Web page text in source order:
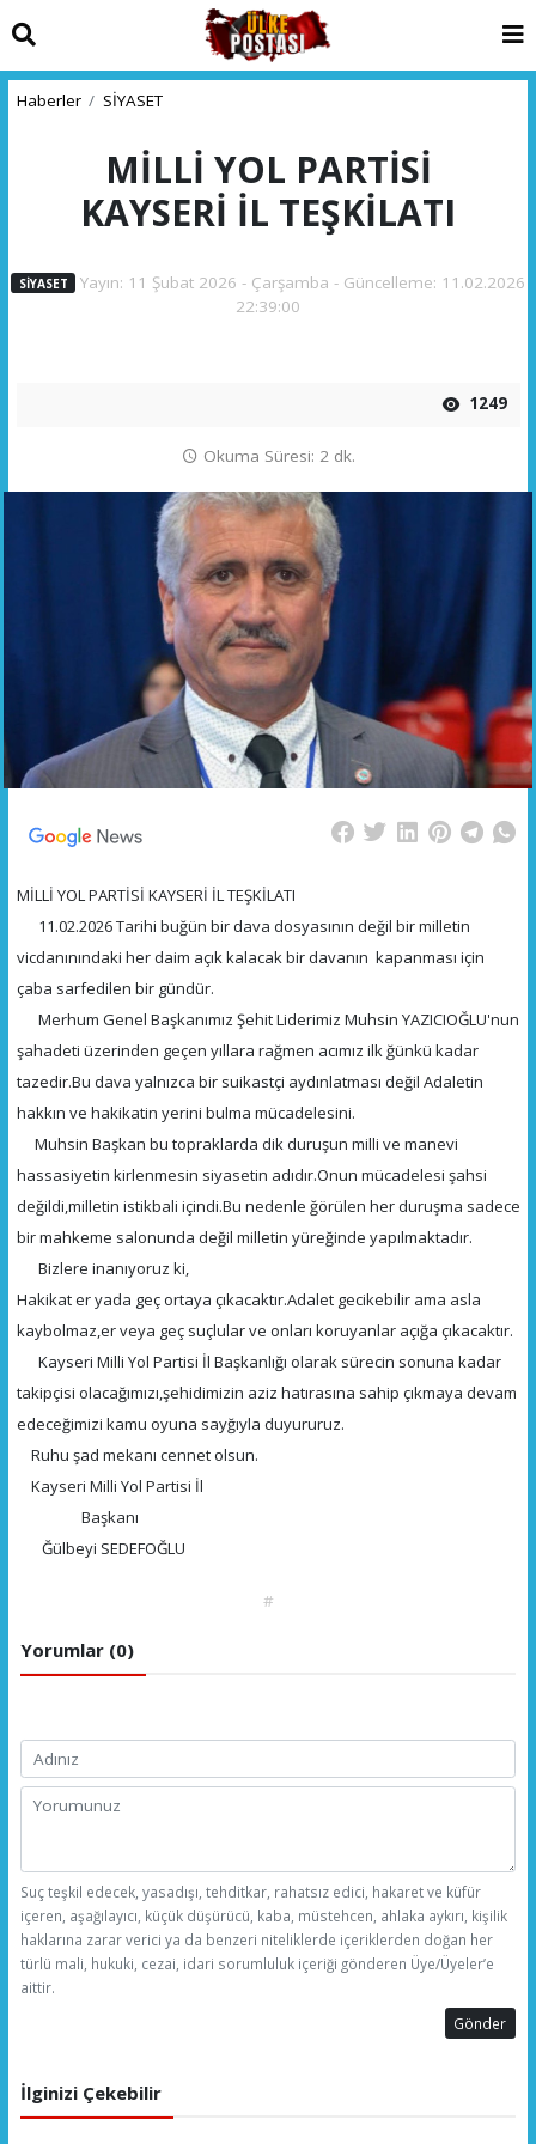
Haberler SİYASET
MİLLİ YOL PARTİSİ
KAYSERİ İL TEŞKİLATI
SİYASET
Yayın: 11 Şubat 2026 - Çarşamba - Güncelleme: 11.02.2026
22:39:00
1249
Okuma Süresi: 2 dk.
MİLLİ YOL PARTİSİ KAYSERİ İL TEŞKİLATI
11.02.2026 Tarihi buğün bir dava dosyasının değil bir milletin
vicdanınındaki her daim açık kalacak bir davanın kapanması için
çaba sarfedilen bir gündür.
Merhum Genel Başkanımız Şehit Liderimiz Muhsin YAZICIOĞLU'nun
şahadeti üzerinden geçen yıllara rağmen acımız ilk ğünkü kadar
tazedir.Bu dava yalnızca bir suikastçi aydınlatması değil Adaletin
hakkın ve hakikatin yerini bulma mücadelesini.
Muhsin Başkan bu topraklarda dik duruşun milli ve manevi
hassasiyetin kirlenmesin siyasetin adıdır.Onun mücadelesi şahsi
değildi,milletin istikbali içindi.Bu nedenle ğörülen her duruşma sadece
bir mahkeme salonunda değil milletin yüreğinde yapılmaktadır.
Bizlere inanıyoruz ki,
Hakikat er yada geç ortaya çıkacaktır.Adalet gecikebilir ama asla
kaybolmaz,er veya geç suçlular ve onları koruyanlar açığa çıkacaktır.
Kayseri Milli Yol Partisi İl Başkanlığı olarak sürecin sonuna kadar
takipçisi olacağımızı,şehidimizin aziz hatırasına sahip çıkmaya devam
edeceğimizi kamu oyuna sayğıyla duyururuz.
Ruhu şad mekanı cennet olsun.
Kayseri Milli Yol Partisi İl
Başkanı
Ğülbeyi SEDEFOĞLU
#
Yorumlar (0)
Suç teşkil edecek, yasadışı, tehditkar, rahatsız edici, hakaret ve küfür
içeren, aşağılayıcı, küçük düşürücü, kaba, müstehcen, ahlaka aykırı, kişilik
haklarına zarar verici ya da benzeri niteliklerde içeriklerden doğan her
türlü mali, hukuki, cezai, idari sorumluluk içeriği gönderen Üye/Üyeler’e
aittir.
Gönder
İlginizi Çekebilir